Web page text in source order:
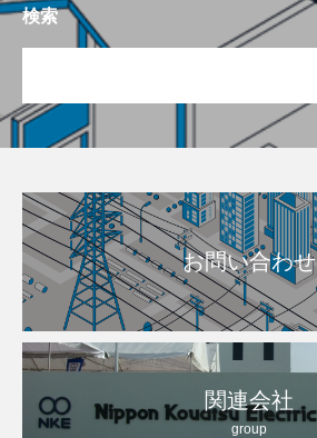
検索
お問い合わせ
関連会社
group